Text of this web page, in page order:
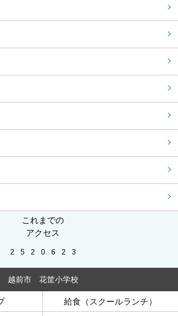
これまでの
アクセス
2 5 2 0 6 2 3
越前市 花筐小学校
給食（スクールランチ）